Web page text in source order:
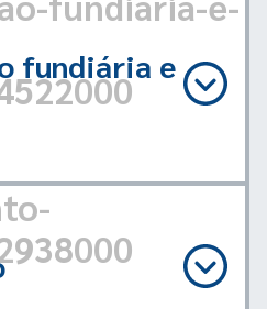
fundiária e